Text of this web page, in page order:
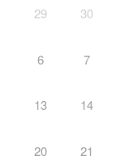
29 30
6 7
13 14
20 21